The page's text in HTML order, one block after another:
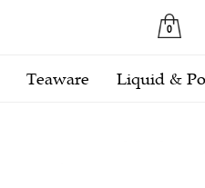
0
Teaware Liquid &